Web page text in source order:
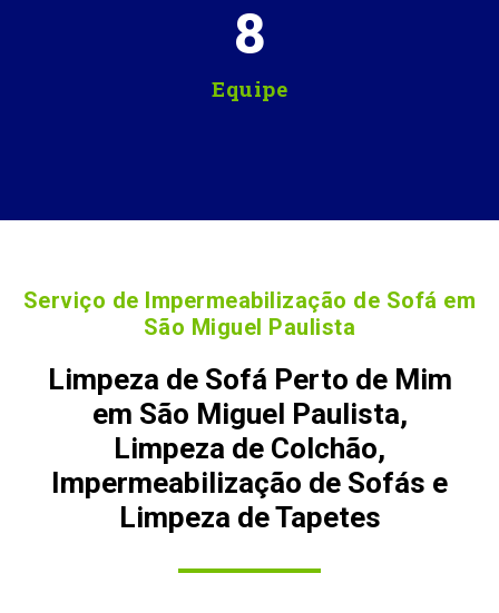
Equipe
8
Serviço de Impermeabilização de Sofá em
São Miguel Paulista
Limpeza de Sofá Perto de Mim
em São Miguel Paulista,
Limpeza de Colchão,
Impermeabilização de Sofás e
Limpeza de Tapetes